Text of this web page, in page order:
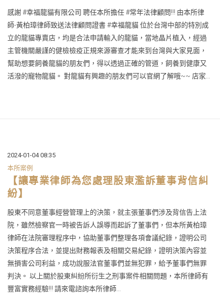
感謝 #幸福龍貓有限公司 聘任本所擔任 #常年法律顧問!!! 由本所律
師-黃柏璋律師致送法律顧問證書 #幸福龍貓 位於台灣中部的特別成
立的龍貓專賣店，均是合法申請輸入的龍貓，當地晶片植入，經過
主管機關嚴謹的健檢檢疫正規來源審查才能來到台灣與大家見面，
幫助想要飼養龍貓的朋友們，得以透過正確的管道，飼養到健康又
活潑的寵物龍貓。 對龍貓有興趣的朋友們可以官網了解哦~~ 店家...
2024-01-04 08:35
本所案例
【讓專業律師為您處理股東濫訴董事背信糾
紛】
股東不同意董事經營管理上的決策，就主張董事們涉及背信告上法
院，雖然檢察官一時被告訴人誤導而起訴了董事們，但本所黃柏璋
律師在法院審理程序中，協助董事們整理各項會議紀錄，證明公司
決策程序合法，並提出財務報表及相關交易紀錄，證明決策內容並
無損害公司利益，成功說服法官董事們並無犯罪，給予董事們無罪
判決。 以上關於股東糾紛所衍生之刑事案件相關問題，本所律師有
豐富實務經驗!!! 請來電諮詢本所律師...